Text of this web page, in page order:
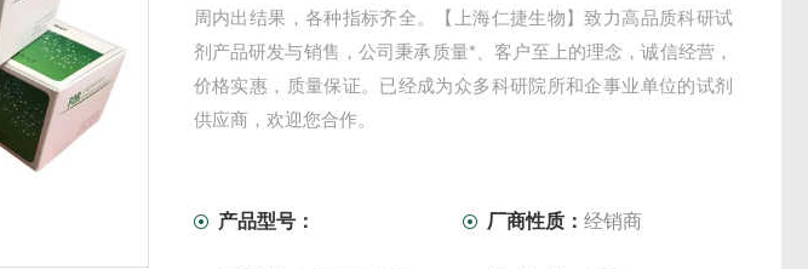
周内出结果，各种指标齐全。【上海仁捷生物】致力高品质科研试
剂产品研发与销售，公司秉承质量*、客户至上的理念，诚信经营，
价格实惠，质量保证。已经成为众多科研院所和企事业单位的试剂
供应商，欢迎您合作。
产品型号： 厂商性质：经销商